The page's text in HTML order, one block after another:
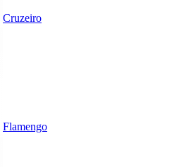
Cruzeiro
Flamengo